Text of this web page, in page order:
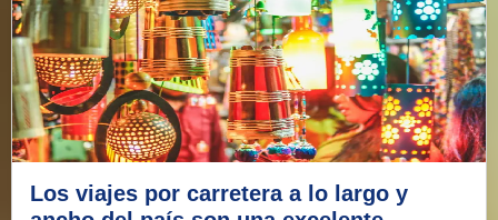
Los viajes por carretera a lo largo y